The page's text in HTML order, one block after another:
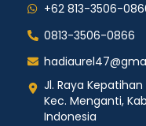
+62 813-3506-
0813-3506-0866
Jl. Raya
Kec. Menganti,
Indonesia